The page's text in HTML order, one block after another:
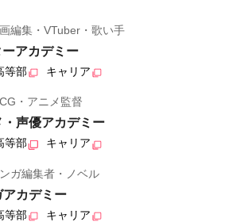
編集・VTuber・歌い手
アカデミー
等部 キャリア
・アニメ監督
声優アカデミー
等部 キャリア
ガ編集者・ノベル
カデミー
等部 キャリア